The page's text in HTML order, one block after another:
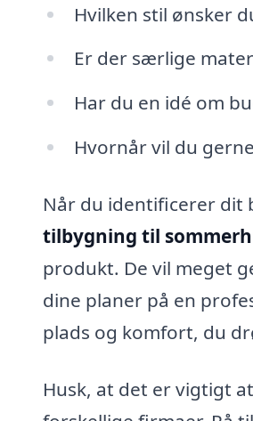
Hvilken stil ønsker
Er der særlige
Har du en idé om
Hvornår vil du
Når du identificerer dit
tilbygning til
produkt. De vil meget
dine planer på en
plads og komfort, du
Husk, at det er vigtigt